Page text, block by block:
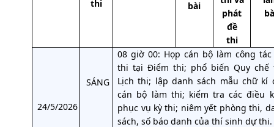
thi
bài
phát
đề
thi
24/5/2026
SÁNG
08 giờ 00: Họp cán bộ làm công tác
thi tại Điểm thi; phổ biến Quy chế
Lịch thi; lập danh sách mẫu chữ kí
cán bộ làm thi; kiểm tra các điều
phục vụ kỳ thi; niêm yết phòng thi,
sách, số báo danh của thí sinh dự thi.